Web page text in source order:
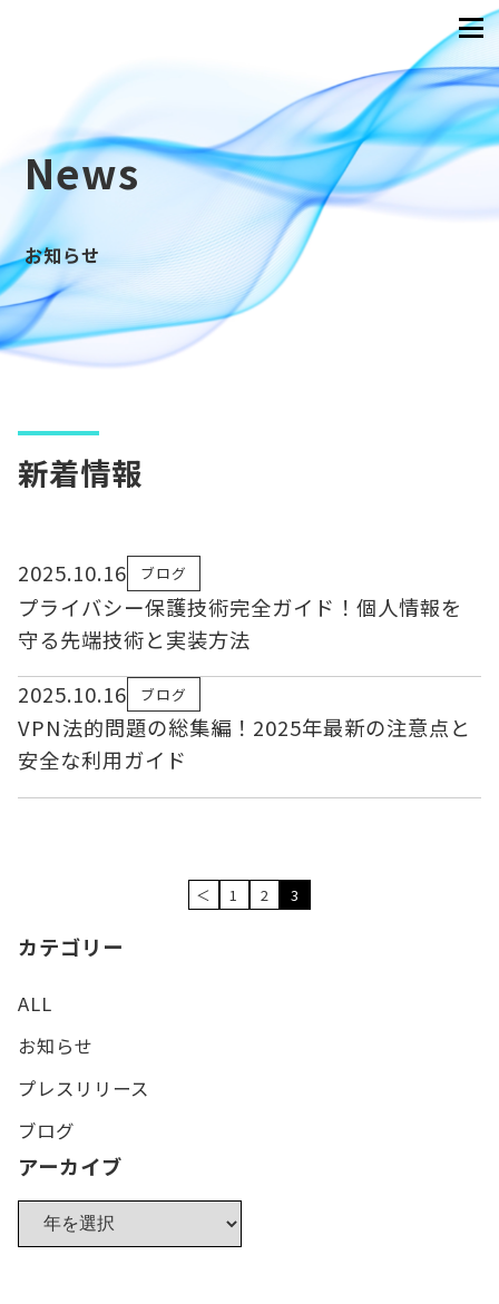
News
お知らせ
新着情報
2025.10.16 ブログ
プライバシー保護技術完全ガイド！個人情報を
守る先端技術と実装方法
2025.10.16
ブログ
VPN法的問題の総集編！2025年最新の注意点と
安全な利用ガイド
＜ 1 2 3
カテゴリー
ALL
お知らせ
プレスリリース
ブログ
アーカイブ